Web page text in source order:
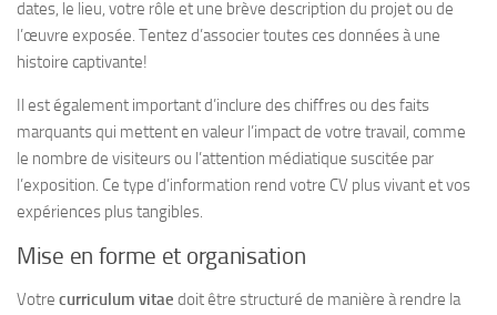
dates, le lieu, votre rôle et une brève description du projet ou de
l’œuvre exposée. Tentez d’associer toutes ces données à une
histoire captivante!
Il est également important d’inclure des chiffres ou des faits
marquants qui mettent en valeur l’impact de votre travail, comme
le nombre de visiteurs ou l’attention médiatique suscitée par
l’exposition. Ce type d’information rend votre CV plus vivant et vos
expériences plus tangibles.
Mise en forme et organisation
Votre curriculum vitae doit être structuré de manière à rendre la